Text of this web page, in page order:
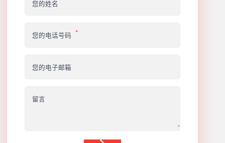
您的姓名
您的电话号码
您的电子邮箱
留言